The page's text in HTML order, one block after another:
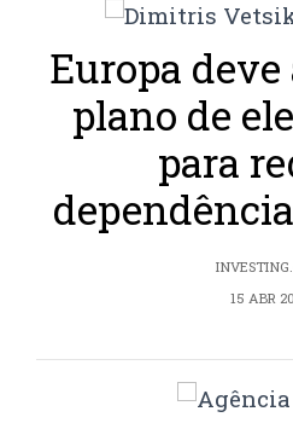
Europa
plano de
para
15 ABR